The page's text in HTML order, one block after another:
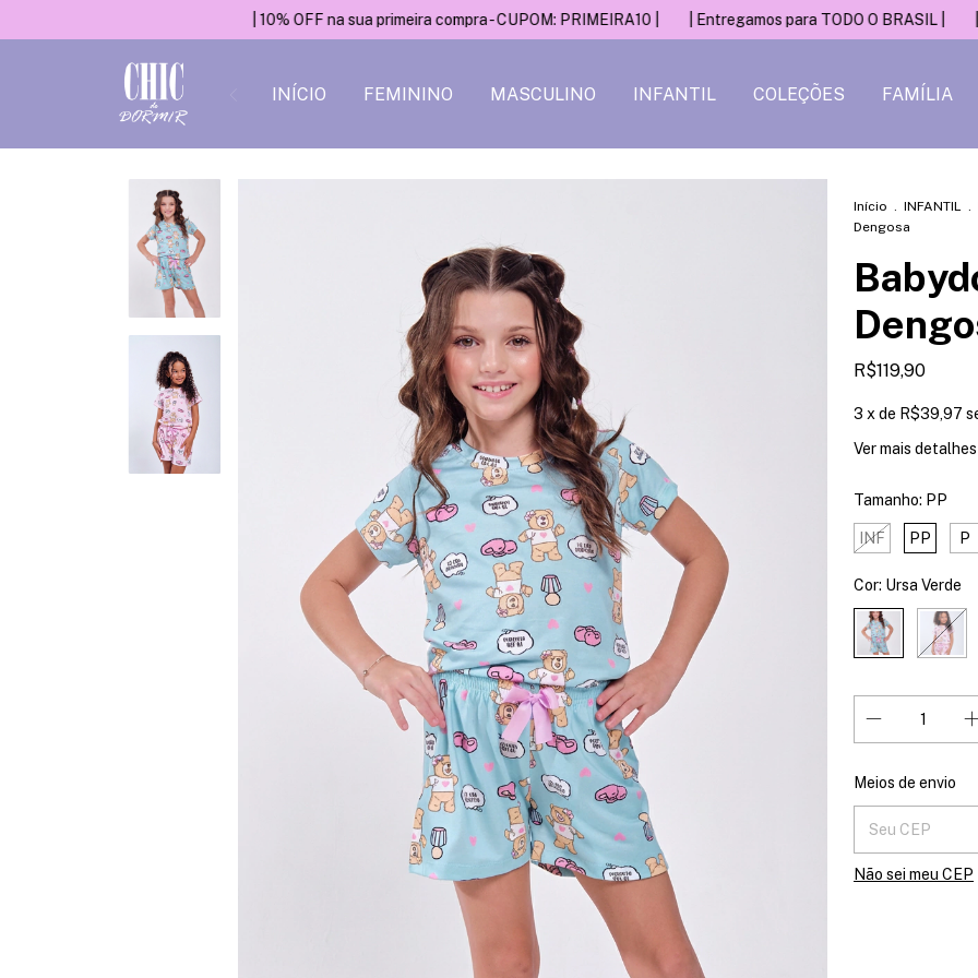
| 10% OFF na sua primeira compra - CUPOM: PRIMEIRA10 | | Entregamos para TODO O BRASIL | | 10% OFF
INÍCIO FEMININO MASCULINO INFANTIL COLEÇÕES FAMÍLIA
Início . INFANTIL .
Dengosa
R$119,90
3 x de R$39,97
Ver mais detalhes
Tamanho: PP
INF PP P
Cor: Ursa Verde
Entregas para o
Meios de envio
Não sei meu CEP